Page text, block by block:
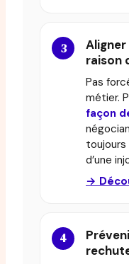
raison
Pas
métier.
façon
d’une
→